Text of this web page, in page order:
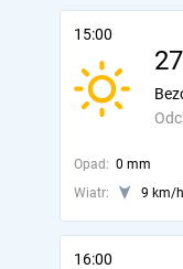
15:00
Opad: 0 mm
Wiatr:
9 km/h
16:00